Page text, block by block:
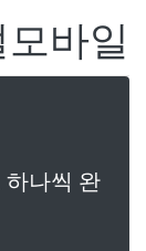
바일
하나씩 완